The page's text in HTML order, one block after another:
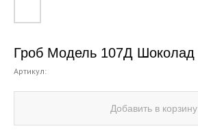
Гроб Модель 107Д Шоколад
Артикул:
Добавить в корзину